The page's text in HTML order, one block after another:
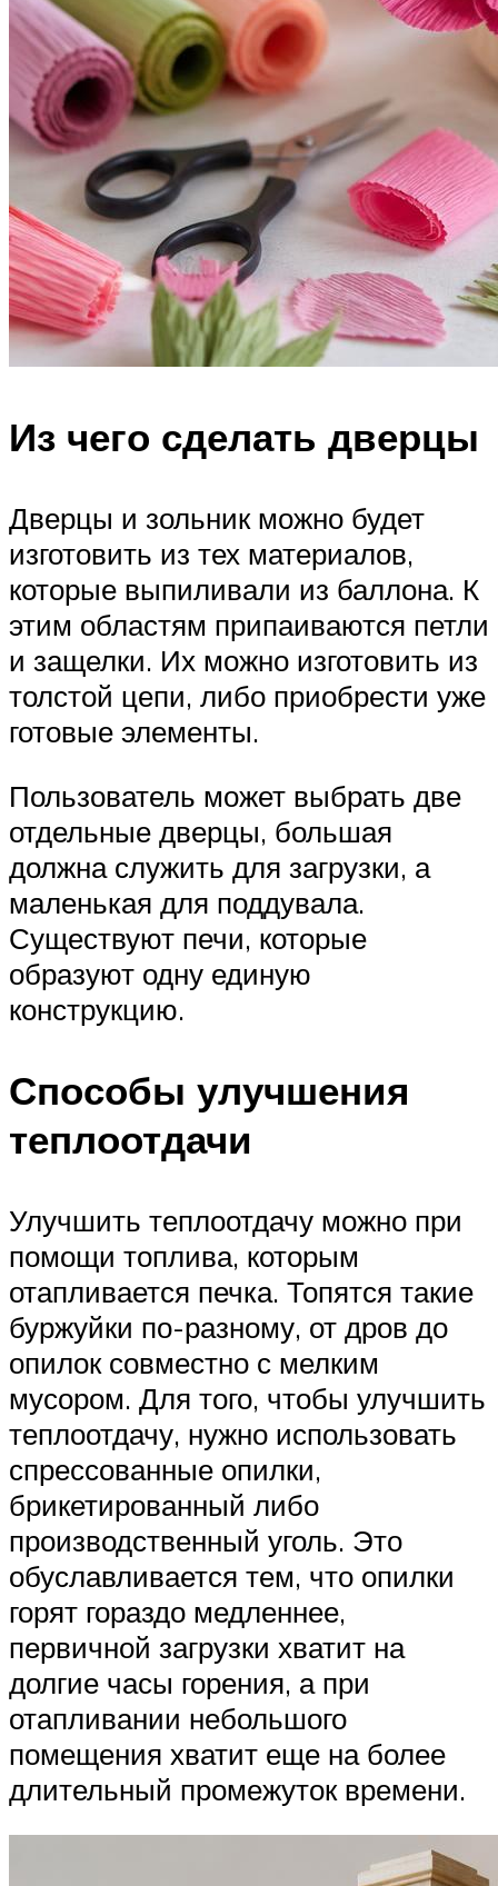
Из чего сделать дверцы
Дверцы и зольник можно будет
изготовить из тех материалов,
которые выпиливали из баллона. К
этим областям припаиваются петли
и защелки. Их можно изготовить из
толстой цепи, либо приобрести уже
готовые элементы.
Пользователь может выбрать две
отдельные дверцы, большая
должна служить для загрузки, а
маленькая для поддувала.
Существуют печи, которые
образуют одну единую
конструкцию.
Способы улучшения
теплоотдачи
Улучшить теплоотдачу можно при
помощи топлива, которым
отапливается печка. Топятся такие
буржуйки по-разному, от дров до
опилок совместно с мелким
мусором. Для того, чтобы улучшить
теплоотдачу, нужно использовать
спрессованные опилки,
брикетированный либо
производственный уголь. Это
обуславливается тем, что опилки
горят гораздо медленнее,
первичной загрузки хватит на
долгие часы горения, а при
отапливании небольшого
помещения хватит еще на более
длительный промежуток времени.